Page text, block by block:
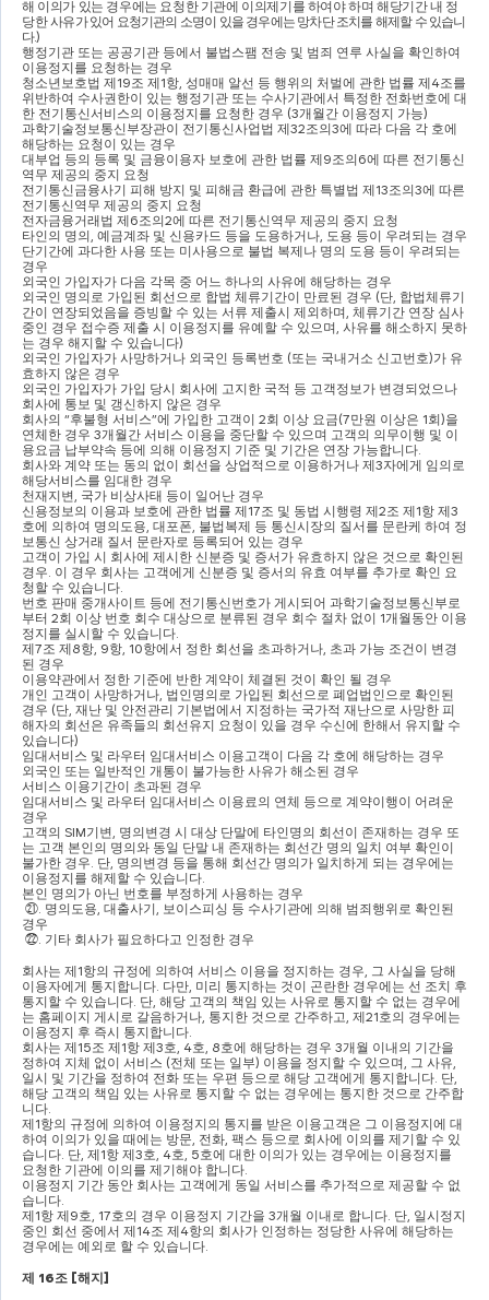
해 이의가 있는 경우에는 요청한 기관에 이의제기를 하여야 하며 해당기간 내 정
당한 사유가 있어 요청기관의 소명이 있을 경우에는 망차단 조치를 해제할 수 있습니
다.)
행정기관 또는 공공기관 등에서 불법스팸 전송 및 범죄 연루 사실을 확인하여
이용정지를 요청하는 경우
청소년보호법 제19조 제1항 성매매 알선 등 행위의 처벌에 관한 법률 제4조를
위반하여 수사권한이 있는 행정기관 또는 수사기관에서 특정한 전화번호에 대
한 전기통신서비스의 이용정지를 요청한 경우 (3개월간 이용정지 가능)
과학기술정보통신부장관이 전기통신사업법 제32조의3에 따라 다음 각 호에
해당하는 요청이 있는 경우
대부업 등의 등록 및 금융이용자 보호에 관한 법률 제9조의6에 따른 전기통신
역무 제공의 중지 요청
전기통신금융사기 피해 방지 및 피해금 환급에 관한 특별법 제13조의3에 따른
전기통신역무 제공의 중지 요청
전자금융거래법 제6조의2에 따른 전기통신역무 제공의 중지 요청
타인의 명의 예금계좌 및 신용카드 등을 도용하거나 도용 등이 우려되는 경우
단기간에 과다한 사용 또는 미사용으로 불법 복제나 명의 도용 등이 우려되는
경우
외국인 가입자가 다음 각목 중 어느 하나의 사유에 해당하는 경우
외국인 명의로 가입된 회선으로 합법 체류기간이 만료된 경우 (단 합법체류기
간이 연장되었음을 증빙할 수 있는 서류 제출시 제외하며 체류기간 연장 심사
중인 경우 접수증 제출 시 이용정지를 유예할 수 있으며 사유를 해소하지 못하
는 경우 해지할 수 있습니다)
외국인 가입자가 사망하거나 외국인 등록번호 (또는 국내거소 신고번호)가 유
효하지 않은 경우
외국인 가입자가 가입 당시 회사에 고지한 국적 등 고객정보가 변경되었으나
회사에 통보 및 갱신하지 않은 경우
회사의 “후불형 서비스”에 가입한 고객이 2회 이상 요금(7만원 이상은 1회)을
연체한 경우 3개월간 서비스 이용을 중단할 수 있으며 고객의 의무이행 및 이
용요금 납부약속 등에 의해 이용정지 기준 및 기간은 연장 가능합니다
회사와 계약 또는 동의 없이 회선을 상업적으로 이용하거나 제3자에게 임의로
해당서비스를 임대한 경우
천재지변 국가 비상사태 등이 일어난 경우
신용정보의 이용과 보호에 관한 법률 제17조 및 동법 시행령 제2조 제1항 제3
호에 의하여 명의도용 대포폰 불법복제 등 통신시장의 질서를 문란케 하여 정
보통신 상거래 질서 문란자로 등록되어 있는 경우
고객이 가입 시 회사에 제시한 신분증 및 증서가 유효하지 않은 것으로 확인된
경우 이 경우 회사는 고객에게 신분증 및 증서의 유효 여부를 추가로 확인 요
청할 수 있습니다
번호 판매 중개사이트 등에 전기통신번호가 게시되어 과학기술정보통신부로
부터 2회 이상 번호 회수 대상으로 분류된 경우 회수 절차 없이 1개월동안 이용
정지를 실시할 수 있습니다
제7조 제8항 , 9항 , 10항에서 정한 회선을 초과하거나 초과 가능 조건이 변경
된 경우
이용약관에서 정한 기준에 반한 계약이 체결된 것이 확인 될 경우
개인 고객이 사망하거나 법인명의로 가입된 회선으로 폐업법인으로 확인된
경우 (단 재난 및 안전관리 기본법에서 지정하는 국가적 재난으로 사망한 피
해자의 회선은 유족들의 회선유지 요청이 있을 경우 수신에 한해서 유지할 수
있습니다)
임대서비스 및 라우터 임대서비스 이용고객이 다음 각 호에 해당하는 경우
외국인 또는 일반적인 개통이 불가능한 사유가 해소된 경우
서비스 이용기간이 초과된 경우
임대서비스 및 라우터 임대서비스 이용료의 연체 등으로 계약이행이 어려운
경우
고객의 SIM기변 명의변경 시 대상 단말에 타인명의 회선이 존재하는 경우 또
는 고객 본인의 명의와 동일 단말 내 존재하는 회선간 명의 일치 여부 확인이
불가한 경우 단 명의변경 등을 통해 회선간 명의가 일치하게 되는 경우에는
이용정지를 해제할 수 있습니다
본인 명의가 아닌 번호를 부정하게 사용하는 경우
㉑ 명의도용 대출사기
보이스피싱 등 수사기관에 의해 범죄행위로 확인된
경우
㉒ 기타 회사가 필요하다고 인정한 경우
회사는 제1항의 규정에 의하여 서비스 이용을 정지하는 경우
그 사실을 당해
이용자에게 통지합니다 다만 미리 통지하는 것이 곤란한 경우에는 선 조치 후
통지할 수 있습니다 단 해당 고객의 책임 있는 사유로 통지할 수 없는 경우에
는 홈페이지 게시로 갈음하거나 통지한 것으로 간주하고 제21호의 경우에는
이용정지 후 즉시 통지합니다
회사는 제15조 제1항 제3호 , 4호 , 8호에 해당하는 경우 3개월 이내의 기간을
정하여 지체 없이 서비스 (전체 또는 일부) 이용을 정지할 수 있으며 그 사유
일시 및 기간을 정하여 전화 또는 우편 등으로 해당 고객에게 통지합니다 단
해당 고객의 책임 있는 사유로 통지할 수 없는 경우에는 통지한 것으로 간주합
니다
제1항의 규정에 의하여 이용정지의 통지를 받은 이용고객은 그 이용정지에 대
하여 이의가 있을 때에는 방문 전화 팩스 등으로 회사에 이의를 제기할 수 있
습니다 단 제1항 제3호 , 4호 , 5호에 대한 이의가 있는 경우에는 이용정지를
요청한 기관에 이의를 제기해야 합니다
이용정지 기간 동안 회사는 고객에게 동일 서비스를 추가적으로 제공할 수 없
습니다
제1항 제9호 , 17호의 경우 이용정지 기간을 3개월 이내로 합니다 단 일시정지
중인 회선 중에서 제14조 제4항의 회사가 인정하는 정당한 사유에 해당하는
경우에는 예외로 할 수 있습니다
제 16조 [해지]